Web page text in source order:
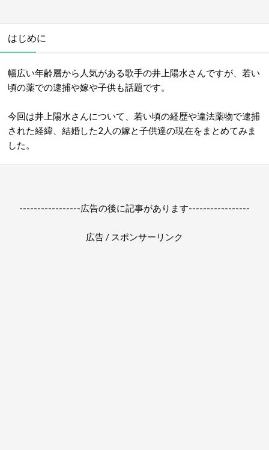
はじめに
幅広い年齢層から人気がある歌手の井上陽水さんですが、若い
頃の薬での逮捕や嫁や子供も話題です。
今回は井上陽水さんについて、若い頃の経歴や違法薬物で逮捕
された経緯、結婚した2人の嫁と子供達の現在をまとめてみま
した。
-----------------広告の後に記事があります-----------------
広告 / スポンサーリンク